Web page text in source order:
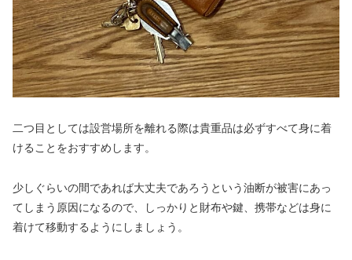
二つ目としては設営場所を離れる際は貴重品は必ずすべて身に着
けることをおすすめします。
少しぐらいの間であれば大丈夫であろうという油断が被害にあっ
てしまう原因になるので、しっかりと財布や鍵、携帯などは身に
着けて移動するようにしましょう。